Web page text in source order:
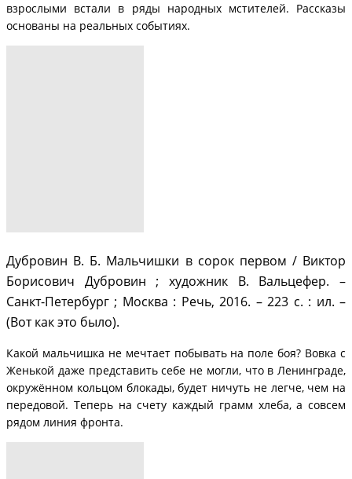
взрослыми встали в ряды народных мстителей. Рассказы
основаны на реальных событиях.
Дубровин В. Б. Мальчишки в сорок первом / Виктор
Борисович Дубровин ; художник В. Вальцефер. –
Санкт-Петербург ; Москва : Речь, 2016. – 223 с. : ил. –
(Вот как это было).
Какой мальчишка не мечтает побывать на поле боя? Вовка с
Женькой даже представить себе не могли, что в Ленинграде,
окружённом кольцом блокады, будет ничуть не легче, чем на
передовой. Теперь на счету каждый грамм хлеба, а совсем
рядом линия фронта.